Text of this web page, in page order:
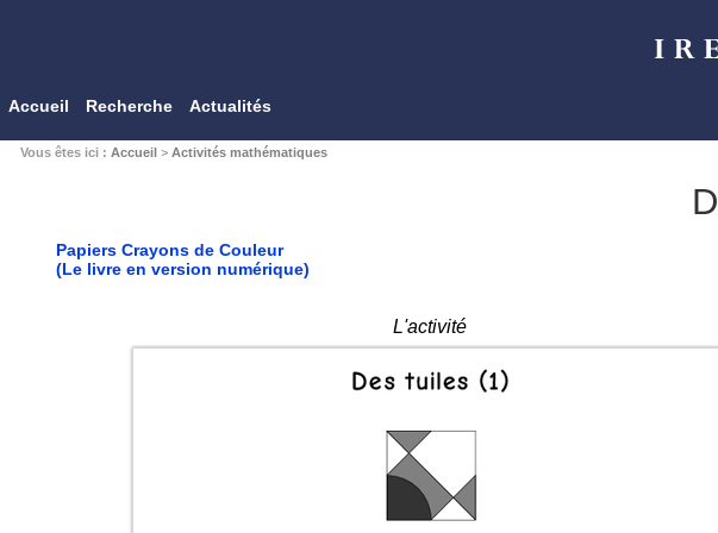
Accueil Recherche Actualités
Vous êtes ici : Accueil> Activités mathématiques
Papiers Crayons de Couleur
(Le livre en version numérique)
L'activité